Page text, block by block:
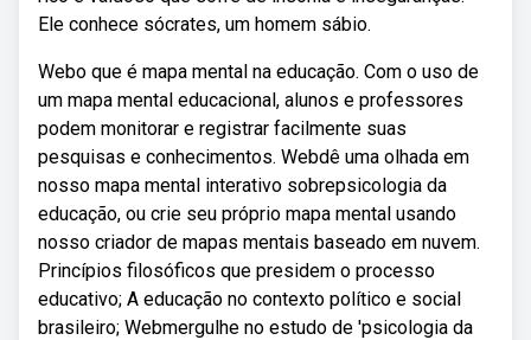
Ele conhece sócrates, um homem sábio.
Webo que é mapa mental na educação. Com o uso de
um mapa mental educacional, alunos e professores
podem monitorar e registrar facilmente suas
pesquisas e conhecimentos. Webdê uma olhada em
nosso mapa mental interativo sobrepsicologia da
educação, ou crie seu próprio mapa mental usando
nosso criador de mapas mentais baseado em nuvem.
Princípios filosóficos que presidem o processo
educativo; A educação no contexto político e social
brasileiro; Webmergulhe no estudo de 'psicologia da